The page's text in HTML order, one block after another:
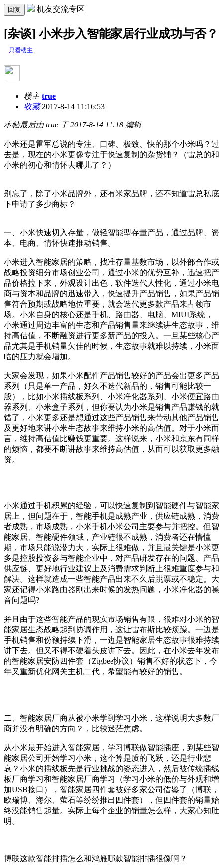
回复 机友交流专区
[杂谈] 小米步入智能家居行业成功与否？
只看楼主
楼主 true
收藏2017-8-14 11:16:53
本帖最后由 true 于 2017-8-14 11:18 编辑
小米还是雷军总说的专注、口碑、极致、快的那个小米吗？过
去是，现在的小米更像专注于快速复制的杂货铺？（雷总的和
小米的初心和情怀去哪儿了？）
别忘了，除了小米品牌外，还有米家品牌，还不知道雷总私底
下申请了多少商标？
一、小米快速切入存量，做轻智能型存量产品，通过品牌、资
本、电商、情怀快速推动销售。
小米进入智能家居的策略，找准存量基数市场，以外部合作或
战略投资细分市场创业公司，通过小米的优势互补，迅速把产
品价格拉下来，外观设计出色，软件迭代人性化，通过小米电
商与资本和品牌的迅速带入，快速提升产品销售，如果产品销
售符合预期或战略地位重要，就会迭代更多款产品来占领市
场。小米自身的核心还是手机、路由器、电脑、MIUI系统，
小米通过周边丰富的生态和产品销售量来继续讲生态故事，维
持高估值，不断融资进行更多新产品的投入。一旦某些核心产
品尤其是手机销量欠佳的时候，生态故事就难以持续，小米面
临的压力就会增加。
大家会发现，如果小米配件产品销售较好的产品会出更多产品
系列（只是单一产品，好久不迭代新品的，销售可能比较一
般），比如小米插线板系列、小米净化器系列、小米便宜路由
器系列、小米盒子系列，但你要认为小米是销售产品赚钱的就
错了，小米更多还是想通过这些产品销售来带动其他产品销售
及更好地来讲小米生态故事来维持小米的高估值。对于小米而
言，维持高估值比赚钱更重要。这样说来，小米和京东有同样
的烦恼，都要不断讲故事来维持高估值，从而可以获取更多融
资。
小米通过手机积累的经验，可以快速复制到智能硬件与智能家
居上，但问题在于，智能手机是成熟产业，供应链成熟，消费
者成熟，市场成熟，小米手机小米公司主要参与并把控。但智
能家居、智能硬件领域，产业链很不成熟，消费者还在懵懂
期，市场只能说潜力大，实际上很难做，并且最关键是小米更
多是控股投资参与智能企业中，对产品研发存在的问题、产品
供应链、更好地行业建议上及消费需求判断上很难重度参与和
解决。这样就造成一些智能产品出来不久后跳票或不稳定。大
家还记得小米路由器刚出来时候的发热问题，小米净化器的噪
音问题吗?
并且由于这些智能产品的现实市场销售有限，很难对小米的智
能家居生态战略起到协调作用，这让雷布斯比较烦躁。一边是
手机销售和份额持续下滑，一边是智能家居生态故事很难持续
讲下去。但又不得不硬着头皮讲下去。因此，在小米去年发布
的智能家居安防四件套（Zigbee协议）销售不好的状态下，今
年又重新优化网关主机二代，希望能有较好的销售。
二、智能家居厂商从被小米学到学习小米，这样说明大多数厂
商并没有明确的方向？，比较迷茫焦虑。
从小米最开始进入智能家居，学习博联做智能插座，到某些智
能家居公司开始学习小米，这个算是质的飞跃，还是行业悲
哀？小米的插线板先是行业挑战的姿态进入，然后被传统插线
板厂商学习和智能家居厂商学习（学习小米的低价与外观和增
加USB接口），智能家居四件套被好多家公司借鉴了（博联，
欧瑞博、海尔、萤石等纷纷推出四件套），但四件套的销量始
终没能销售起量。实际上每个企业的销量怎么样，大家心知肚
明。
博联这款智能排插怎么和鸿雁哪款智能排插很像啊？